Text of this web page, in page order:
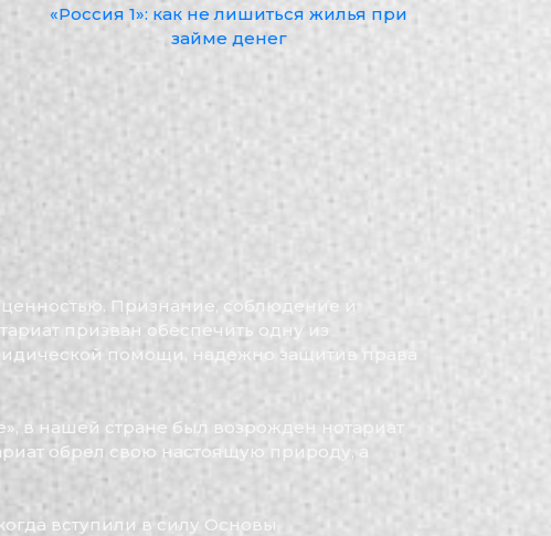
«Россия 1»: как не лишиться жилья при
займе денег
Признание, соблюдение и
призван обеспечить одну из
помощи, надежно защитив права
в нашей стране был возрожден нотариат
обрел свою настоящую природу, а
вступили в силу Основы